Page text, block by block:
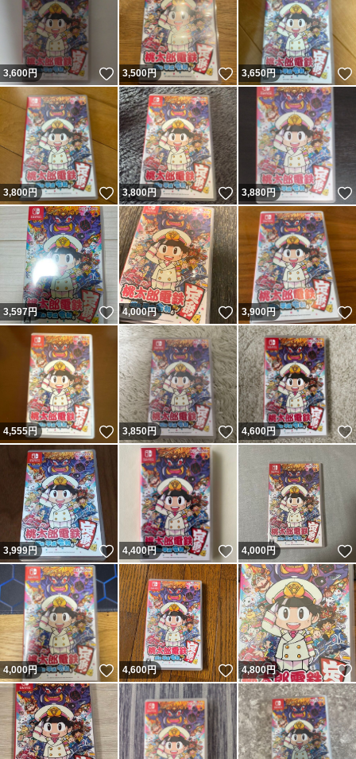
3,600円 いいね！
3,500円 いいね！
3,650円
3,800円 いいね！
3,800円 いいね！
3,880円
3,597円 いいね！
4,000円 いいね！
3,900円
4,555円 いいね！
3,850円 いいね！
4,600円
3,999円 いいね！
4,400円 いいね！
4,000円
4,000円 いいね！
4,600円 いいね！
4,800円